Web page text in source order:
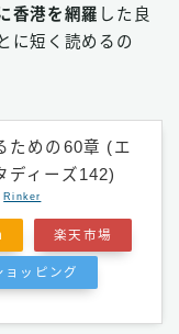
香港を網羅 した良
に短く読めるの
ための60章 (エ
ディーズ142)
Rinker
楽天市場
ッピング